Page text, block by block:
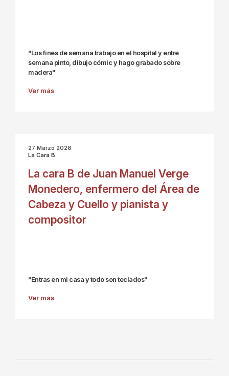
"Los fines de semana trabajo en el hospital y entre
semana pinto, dibujo cómic y hago grabado sobre
madera"
Ver más
27 Marzo 2026
La Cara B
La cara B de Juan Manuel Verge
Monedero, enfermero del Área de
Cabeza y Cuello y pianista y
compositor
"Entras en mi casa y todo son teclados"
Ver más